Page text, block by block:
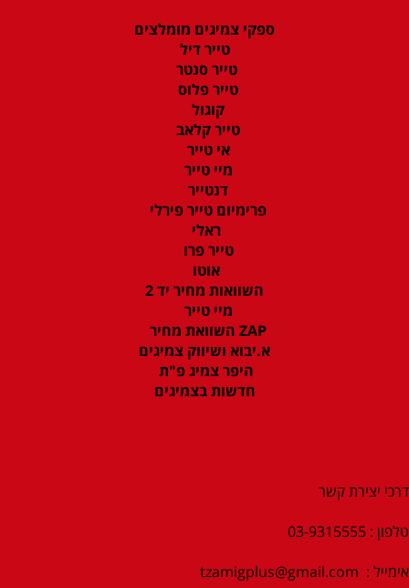
ספקי צמיגים מומלצים
טייר דיל
טייר סנטר
טייר פלוס
קוגול
טייר קלאב
אי טייר
מיי טייר
דנטייר
פרימיום טייר פירלי
ראלי
טייר פרו
אוטו
השוואות מחיר יד 2
מיי טייר
ZAP השוואת מחיר
א.יבוא ושיווק צמיגים
היפר צמיג פ"ת
חדשות בצמיגים
דרכי יצירת קשר
טלפון : 03-9315555
אימייל : tzamigplus@gmail.com